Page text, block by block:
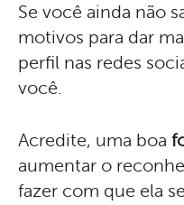
Se você ainda não
motivos para dar
perfil nas redes
você.
Acredite, uma boa
aumentar o
fazer com que ela